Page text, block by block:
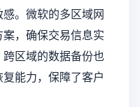
。微软的多区域网
，确保交易信息实
区域的数据备份也
能力，保障了客户